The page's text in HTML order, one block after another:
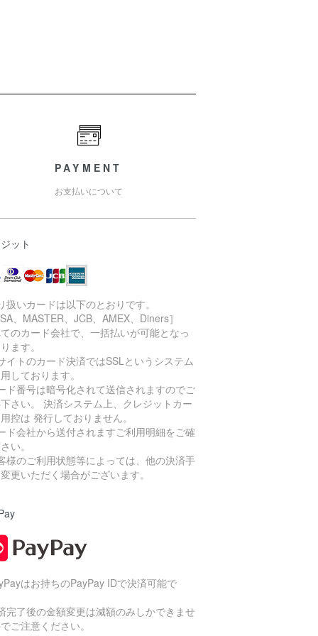
PAYMENT
お支払いについて
ット
扱いカードは以下のとおりです。
、MASTER、JCB、AMEX、Diners］
のカード会社で、一括払いが可能となっ
ます。
イトのカード決済ではSSLというシステム
しております。
ド番号は暗号化されて送信されますのでご
さい。 決済システム上、クレジットカー
用控は 発行しておりません。
ド会社から送付されますご利用明細をご確
い。
様のご利用状態等によっては、他の決済手
更いただく場合がございます。
はお持ちのPayPay IDで決済可能で
完了後の金額変更は減額のみしかできませ
ご注意ください。